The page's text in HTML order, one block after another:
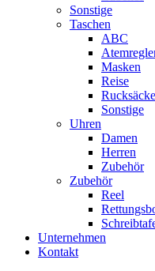
Sonstige
Taschen
ABC
Masken
Reise
Rucksäcke
Sonstige
Uhren
Damen
Herren
Zubehör
Zubehör
Reel
Unternehmen
Kontakt